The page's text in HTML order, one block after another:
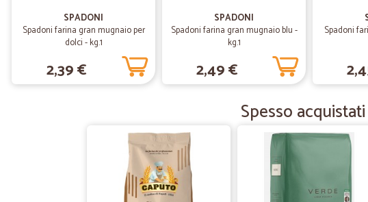
SPADONI
Spadoni farina gran mugnaio per
dolci - kg.1
2,39 €
SPADONI
Spadoni farina gran mugnaio blu -
kg.1
2,49 €
Spadoni
Spesso